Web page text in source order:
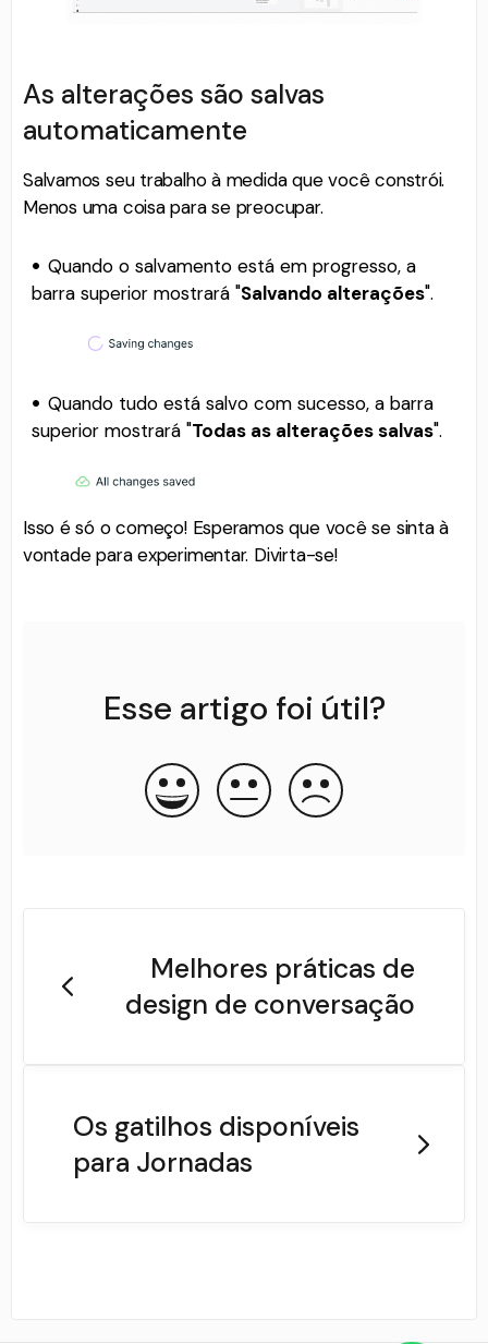
As alterações são salvas
automaticamente
Salvamos seu trabalho à medida que você constrói.
Menos uma coisa para se preocupar.
Quando o salvamento está em progresso, a
barra superior mostrará "Salvando alterações".
Quando tudo está salvo com sucesso, a barra
superior mostrará "Todas as alterações salvas".
Isso é só o começo! Esperamos que você se sinta à
vontade para experimentar. Divirta-se!
Esse artigo foi útil?
Melhores práticas de
design de conversação
Os gatilhos disponíveis
para Jornadas